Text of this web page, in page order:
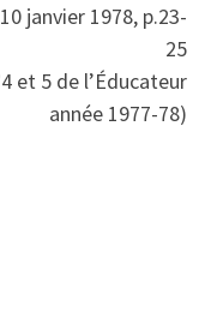
janvier 1978, p.23-
25
et 5 de l’Éducateur
année 1977-78)